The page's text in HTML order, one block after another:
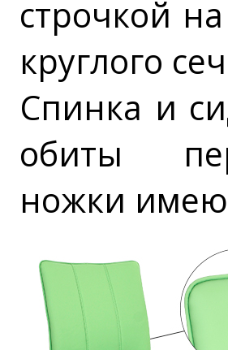
строчкой
круглого
Спинка и
обиты
ножки